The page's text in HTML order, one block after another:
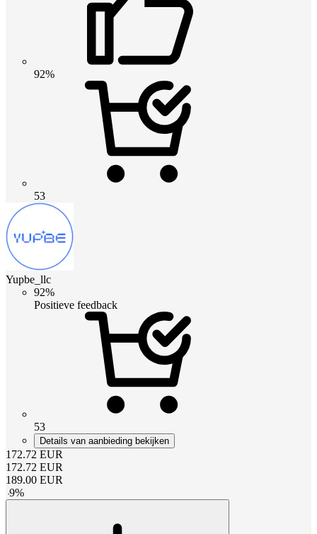
92%
53
Yupbe_llc
92%
Positieve feedback
53
Details van aanbieding bekijken
172.72 EUR
172.72 EUR
189.00 EUR
-9%